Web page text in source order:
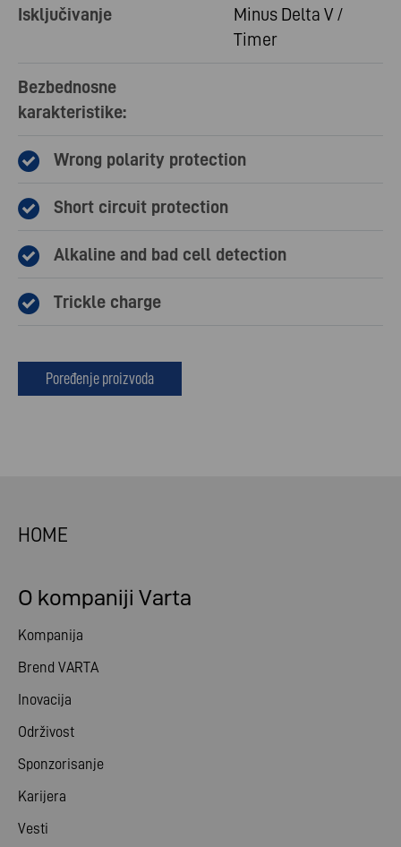
Isključivanje
Minus Delta V /
Timer
Bezbednosne
karakteristike:
Wrong polarity protection
Short circuit protection
Alkaline and bad cell detection
Trickle charge
Poređenje proizvoda
HOME
O kompaniji Varta
Kompanija
Brend VARTA
Inovacija
Održivost
Sponzorisanje
Karijera
Vesti